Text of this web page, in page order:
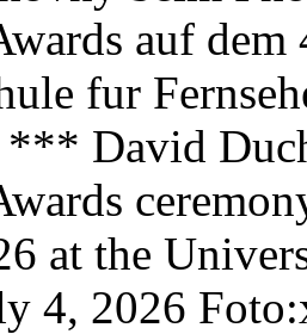
auf
fur
*** David
at the
4, 2026